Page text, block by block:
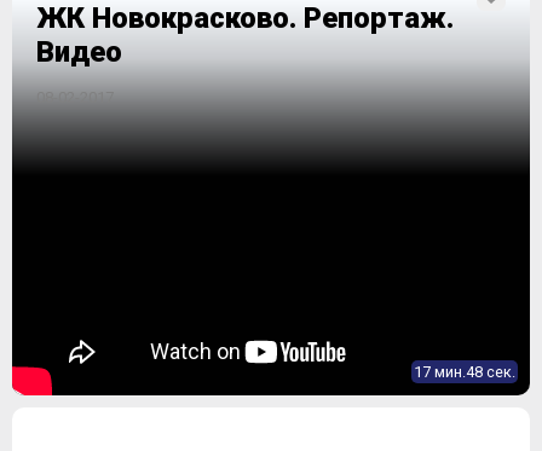
ЖК Новокрасково. Репортаж.
Видео
17 мин.48 сек.